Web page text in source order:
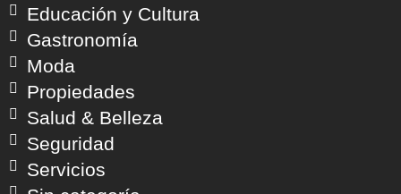
Educación y Cultura
Gastronomía
Moda
Propiedades
Salud & Belleza
Seguridad
Servicios